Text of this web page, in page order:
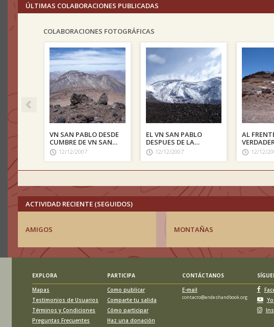
ÚLTIMAS COLABORACIONES PUBLICADAS
COLABORACIONES FOTOGRÁFICAS
VN SAN PABLO DESDE
CUMBRE DE VN SAN
PEDRO
12/12/2007
EL VN SAN PABLO
DESPUES DE LA
TORMENTA
12/12/2007
AL
12/12/
Previous
ACTIVIDAD RECIENTE (SEGUIDOS)
AMIGOS MONTAÑAS
EXPLORA PARTICIPA CONTÁCTANOS
Mapas
Testimonios de Usuarios
Términos y Condiciones
Preguntas Frecuentes
Como publicar
Comparte tu salida
Cómo participar
Haz una donación
E-mail
contacto@andeshandbook.org